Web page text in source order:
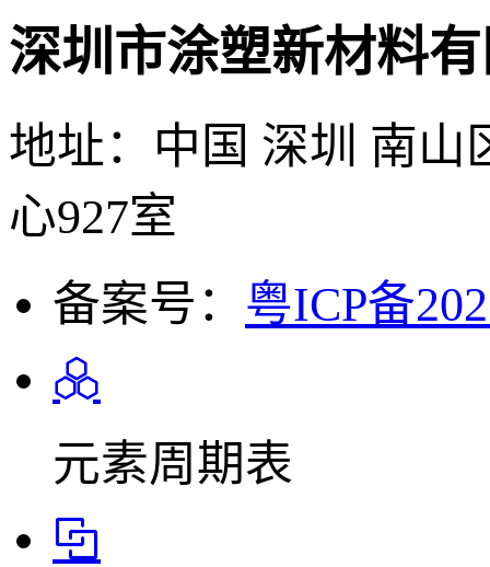
深圳市涂塑新材料
地址：中国 深圳 南山
心927室
备案号： 粤ICP备
元素周期表